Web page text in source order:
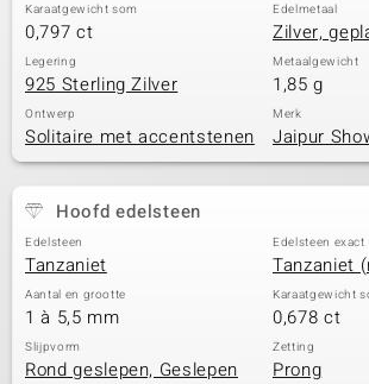
Karaatgewicht som
0,797 ct
Edelmetaal
Zilver,
Legering
925 Sterling Zilver
Metaalgewicht
1,85 g
Ontwerp
Solitaire met accentstenen
Merk
Jaipur
Hoofd edelsteen
Edelsteen
Tanzaniet
Edelsteen exact
Tanzaniet
Aantal en grootte
1 à 5,5 mm
Karaatgewicht
0,678 ct
Slijpvorm
Rond geslepen, Geslepen
Zetting
Prong